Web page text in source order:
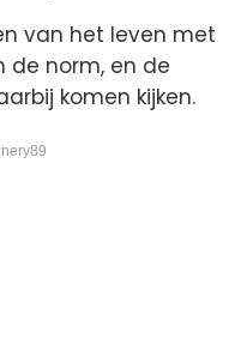
van het leven met
de norm, en de
komen kijken.